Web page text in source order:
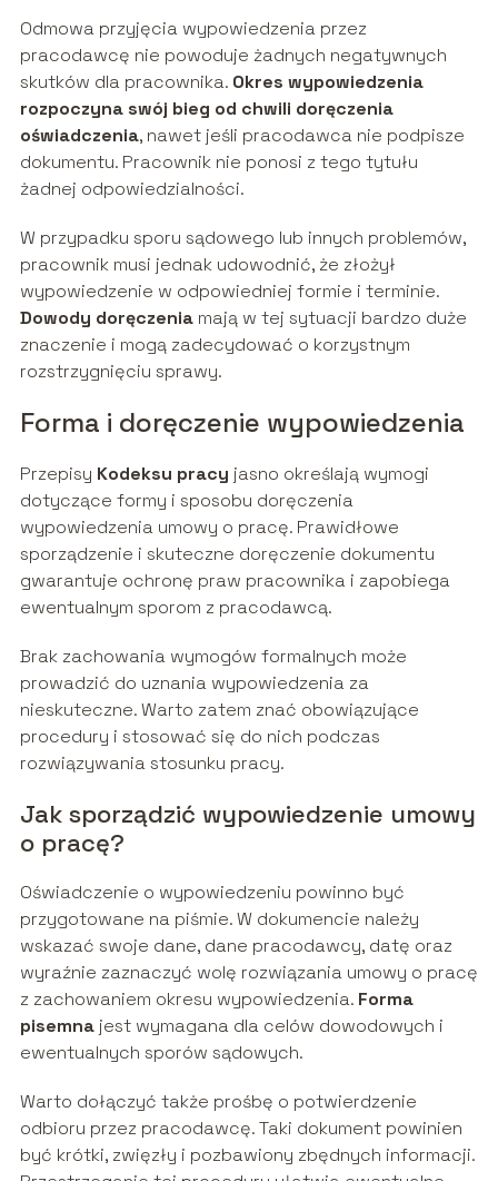
Odmowa przyjęcia wypowiedzenia przez
pracodawcę nie powoduje żadnych negatywnych
skutków dla pracownika. Okres wypowiedzenia
rozpoczyna swój bieg od chwili doręczenia
oświadczenia, nawet jeśli pracodawca nie podpisze
dokumentu. Pracownik nie ponosi z tego tytułu
żadnej odpowiedzialności.
W przypadku sporu sądowego lub innych problemów,
pracownik musi jednak udowodnić, że złożył
wypowiedzenie w odpowiedniej formie i terminie.
Dowody doręczeniamają w tej sytuacji bardzo duże
znaczenie i mogą zadecydować o korzystnym
rozstrzygnięciu sprawy.
Forma i doręczenie wypowiedzenia
Przepisy Kodeksu pracy jasno określają wymogi
dotyczące formy i sposobu doręczenia
wypowiedzenia umowy o pracę. Prawidłowe
sporządzenie i skuteczne doręczenie dokumentu
gwarantuje ochronę praw pracownika i zapobiega
ewentualnym sporom z pracodawcą.
Brak zachowania wymogów formalnych może
prowadzić do uznania wypowiedzenia za
nieskuteczne. Warto zatem znać obowiązujące
procedury i stosować się do nich podczas
rozwiązywania stosunku pracy.
Jak sporządzić wypowiedzenie umowy
o pracę?
Oświadczenie o wypowiedzeniu powinno być
przygotowane na piśmie. W dokumencie należy
wskazać swoje dane, dane pracodawcy, datę oraz
wyraźnie zaznaczyć wolę rozwiązania umowy o pracę
z zachowaniem okresu wypowiedzenia. Forma
pisemnajest wymagana dla celów dowodowych i
ewentualnych sporów sądowych.
Warto dołączyć także prośbę o potwierdzenie
odbioru przez pracodawcę. Taki dokument powinien
być krótki, zwięzły i pozbawiony zbędnych informacji.